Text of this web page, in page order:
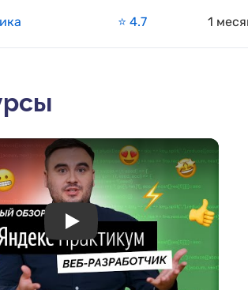
⭐️ 4.7 1
Play